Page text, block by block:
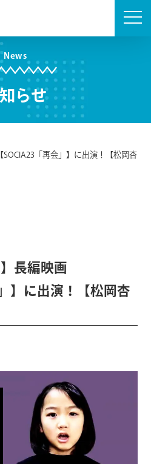
News
らせ
SOCIA23「再会」】に出演！【松岡杏
長編映画
】に出演！【松岡杏